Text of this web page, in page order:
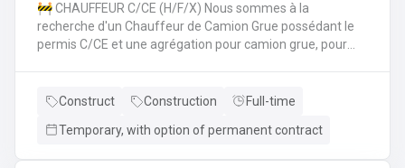
🚧 CHAUFFEUR C/CE (H/F/X) Nous sommes à la
recherche d'un Chauffeur de Camion Grue possédant le
permis C/CE et une agrégation pour camion grue, pour
la manipulation des matériaux sur différents chantiers et
Vos missions principales : Conduire des camions poids
Construct Construction
Full-time
Temporary, with option of permanent contract